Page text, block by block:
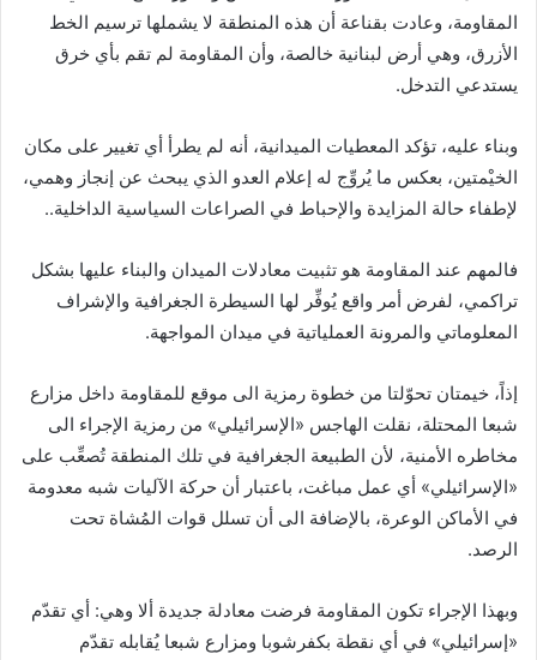
المقاومة، وعادت بقناعة أن هذه المنطقة لا يشملها ترسيم الخط
الأزرق، وهي أرض لبنانية خالصة، وأن المقاومة لم تقم بأي خرق
يستدعي التدخل.
وبناء عليه، تؤكد المعطيات الميدانية، أنه لم يطرأ أي تغيير على مكان
الخيْمتين، بعكس ما يُروِّج له إعلام العدو الذي يبحث عن إنجاز وهمي،
لإطفاء حالة المزايدة والإحباط في الصراعات السياسية الداخلية..
فالمهم عند المقاومة هو تثبيت معادلات الميدان والبناء عليها بشكل
تراكمي، لفرض أمر واقع يُوفِّر لها السيطرة الجغرافية والإشراف
المعلوماتي والمرونة العملياتية في ميدان المواجهة.
إذاً، خيمتان تحوّلتا من خطوة رمزية الى موقع للمقاومة داخل مزارع
شبعا المحتلة، نقلت الهاجس «الإسرائيلي» من رمزية الإجراء الى
مخاطره الأمنية، لأن الطبيعة الجغرافية في تلك المنطقة تُصعِّب على
«الإسرائيلي» أي عمل مباغت، باعتبار أن حركة الآليات شبه معدومة
في الأماكن الوعرة، بالإضافة الى أن تسلل قوات المُشاة تحت
الرصد.
وبهذا الإجراء تكون المقاومة فرضت معادلة جديدة ألا وهي: أي تقدّم
«إسرائيلي» في أي نقطة بكفرشوبا ومزارع شبعا يُقابله تقدّم